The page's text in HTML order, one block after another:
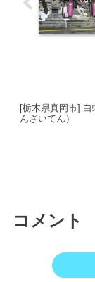
[栃木県真岡市]
んざいてん）
コメント